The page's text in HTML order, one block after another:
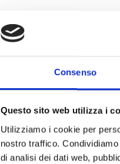
Consenso
Questo sito web utilizza i
Utilizziamo i cookie per
nostro traffico.
di analisi dei dati web,